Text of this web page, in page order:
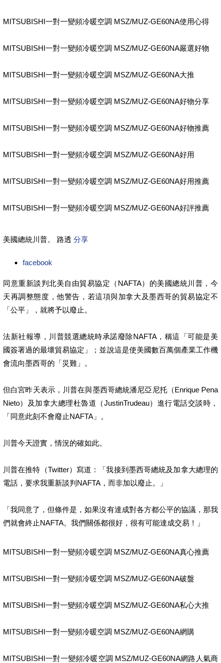
MITSUBISHI一對一變頻冷暖空調 MSZ/MUZ-GE60NA使用心得
MITSUBISHI一對一變頻冷暖空調 MSZ/MUZ-GE60NA嚴選好物
MITSUBISHI一對一變頻冷暖空調 MSZ/MUZ-GE60NA大推
MITSUBISHI一對一變頻冷暖空調 MSZ/MUZ-GE60NA好物分享
MITSUBISHI一對一變頻冷暖空調 MSZ/MUZ-GE60NA好物推薦
MITSUBISHI一對一變頻冷暖空調 MSZ/MUZ-GE60NA好用
MITSUBISHI一對一變頻冷暖空調 MSZ/MUZ-GE60NA好用推薦
MITSUBISHI一對一變頻冷暖空調 MSZ/MUZ-GE60NA好評推薦
美國總統川普。 路透 分享
facebook
同意重新談判北美自由貿易協定（NAFTA）的美國總統川普，今
天再調整態度，他警告，若這項與加拿大及墨西哥的貿易協定不
「公平」，就將予以廢止。
法新社報導，川普競選總統時承諾廢除NAFTA，稱這「可能是美
國簽署過的最壞貿易協定」；並說這是使美國數百萬個產業工作機
會流向墨西哥的「災難」。
但白宮昨天表示，川普在與墨西哥總統潘尼亞尼托（Enrique Pena
Nieto）及加拿大總理杜魯道（JustinTrudeau）進行電話交談時，
「同意此刻不會廢止NAFTA」。
川普今天證實，情況的確如此。
川普在推特（Twitter）寫道：「我接到墨西哥總統及加拿大總理的
電話，要求我重新談判NAFTA，而非加以廢止。」
「我同意了，但條件是，如果沒有達成對各方都公平的協議，那我
們就會終止NAFTA。我們關係都很好，很有可能達成交易！」
MITSUBISHI一對一變頻冷暖空調 MSZ/MUZ-GE60NA真心推薦
MITSUBISHI一對一變頻冷暖空調 MSZ/MUZ-GE60NA破盤
MITSUBISHI一對一變頻冷暖空調 MSZ/MUZ-GE60NA私心大推
MITSUBISHI一對一變頻冷暖空調 MSZ/MUZ-GE60NA網購
MITSUBISHI一對一變頻冷暖空調 MSZ/MUZ-GE60NA網路人氣商